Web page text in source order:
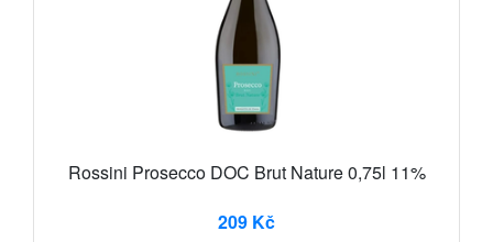
Rossini Prosecco DOC Brut Nature 0,75l 11%
209 Kč